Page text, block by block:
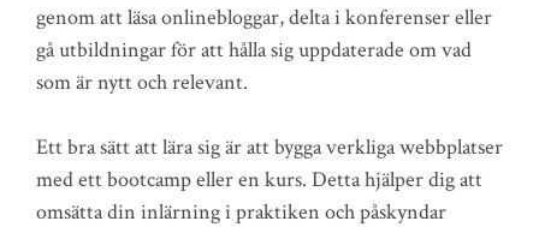
genom att läsa onlinebloggar, delta i konferenser eller
gå utbildningar för att hålla sig uppdaterade om vad
som är nytt och relevant.
Ett bra sätt att lära sig är att bygga verkliga webbplatser
med ett bootcamp eller en kurs. Detta hjälper dig att
omsätta din inlärning i praktiken och påskyndar